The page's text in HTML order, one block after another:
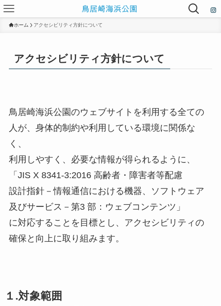
ホーム アクセシビリティ方針について
アクセシビリティ方針について
鳥居崎海浜公園のウェブサイトを利用する全ての
人が、身体的制約や利用している環境に関係な
く、
利用しやすく、必要な情報が得られるように、
「JIS X 8341-3:2016 高齢者・障害者等配慮
設計指針－情報通信における機器、ソフトウェア
及びサービス－第3 部：ウェブコンテンツ」
に対応することを目標とし、アクセシビリティの
確保と向上に取り組みます。
１.対象範囲